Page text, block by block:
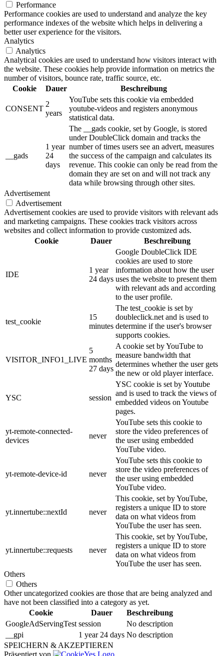
Performance
Performance cookies are used to understand and analyze the key
performance indexes of the website which helps in delivering a
better user experience for the visitors.
Analytics
Analytics
Analytical cookies are used to understand how visitors interact with
the website. These cookies help provide information on metrics the
number of visitors, bounce rate, traffic source, etc.
Cookie
Dauer Beschreibung
CONSENT
2
years
YouTube sets this cookie via embedded
youtube-videos and registers anonymous
statistical data.
__gads
1 year
24
days
The __gads cookie, set by Google, is stored
under DoubleClick domain and tracks the
number of times users see an advert, measures
the success of the campaign and calculates its
revenue. This cookie can only be read from the
domain they are set on and will not track any
data while browsing through other sites.
Advertisement
Advertisement
Advertisement cookies are used to provide visitors with relevant ads
and marketing campaigns. These cookies track visitors across
websites and collect information to provide customized ads.
Cookie
Dauer Beschreibung
IDE
1 year
24 days
Google DoubleClick IDE
cookies are used to store
information about how the user
uses the website to present them
with relevant ads and according
to the user profile.
test_cookie
15
minutes
The test_cookie is set by
doubleclick.net and is used to
determine if the user's browser
supports cookies.
VISITOR_INFO1_LIVE
5
months
27 days
A cookie set by YouTube to
measure bandwidth that
determines whether the user gets
the new or old player interface.
YSC session
YSC cookie is set by Youtube
and is used to track the views of
embedded videos on Youtube
pages.
yt-remote-connected-
devices
never
YouTube sets this cookie to
store the video preferences of
the user using embedded
YouTube video.
yt-remote-device-id never
YouTube sets this cookie to
store the video preferences of
the user using embedded
YouTube video.
yt.innertube::nextId never
This cookie, set by YouTube,
registers a unique ID to store
data on what videos from
YouTube the user has seen.
yt.innertube::requests never
This cookie, set by YouTube,
registers a unique ID to store
data on what videos from
YouTube the user has seen.
Others
Others
Other uncategorized cookies are those that are being analyzed and
have not been classified into a category as yet.
Cookie
Dauer
Beschreibung
GoogleAdServingTest session
No description
__gpi
1 year 24 days No description
SPEICHERN & AKZEPTIEREN